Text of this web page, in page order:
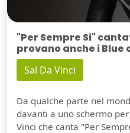
"Per Sempre Si"
provano anche i Blue
Sal Da Vinci
Da qualche parte nel
davanti a uno schermo
Vinci che canta "Per